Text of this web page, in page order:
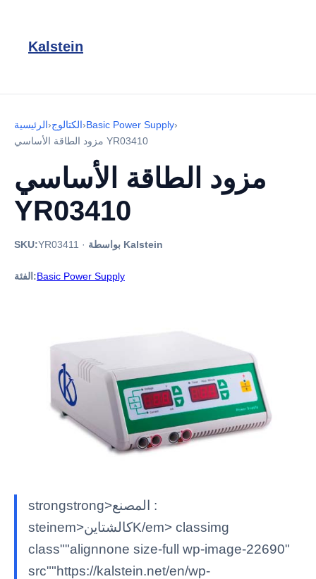
Kalstein
الرئيسية›الكتالوج›Basic Power Supply›
مزود الطاقة الأساسي YR03410
مزود الطاقة الأساسي
YR03410
SKU:YR03411 · بواسطة Kalstein
الفئة:Basic Power Supply
strongstrong>المصنع :
steinem>كالشتاينK/em> classimg
class""alignnone size-full wp-image-22690"
src""https://kalstein.net/en/wp-